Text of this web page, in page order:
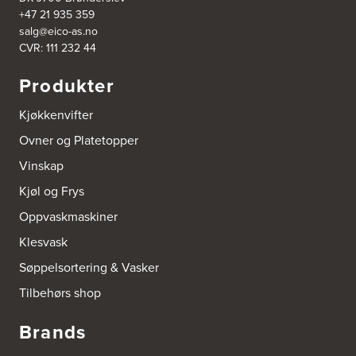
Hellevegen 228
5039 Bergen
Tel.:55-395060
Nesjane 7, Vikeså
Tel.:51-454050
Bjerks Trevarefabrikk AS
Torkel Haabeths Vei 47
4325 Sandnes
Tel.:51609590
Nordahl Griegsgt 8
8624 Mo I Rana
Tel.:+47 751 53 000
Blå Bolig AS
+47 21 935 359
salg@eico-as.no
CVR: 111 232 44
Produkter
Kjøkkenvifter
Ovner og Platetopper
Vinskap
Kjøl og Frys
Oppvaskmaskiner
Klesvask
Søppelsortering & Vasker
Tilbehørs shop
Brands